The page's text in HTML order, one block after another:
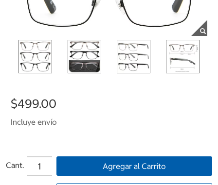
$499.00
Incluye envío
Cant. Agregar al Carrito